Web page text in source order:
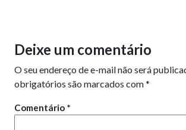
Deixe um comentário
O seu endereço de e-mail não será
obrigatórios são marcados com*
Comentário *